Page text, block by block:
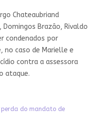
Chateaubriand
Brazão, Rivaldo
condenados por
no caso de Marielle e
contra a assessora
ataque.
perda do mandato de